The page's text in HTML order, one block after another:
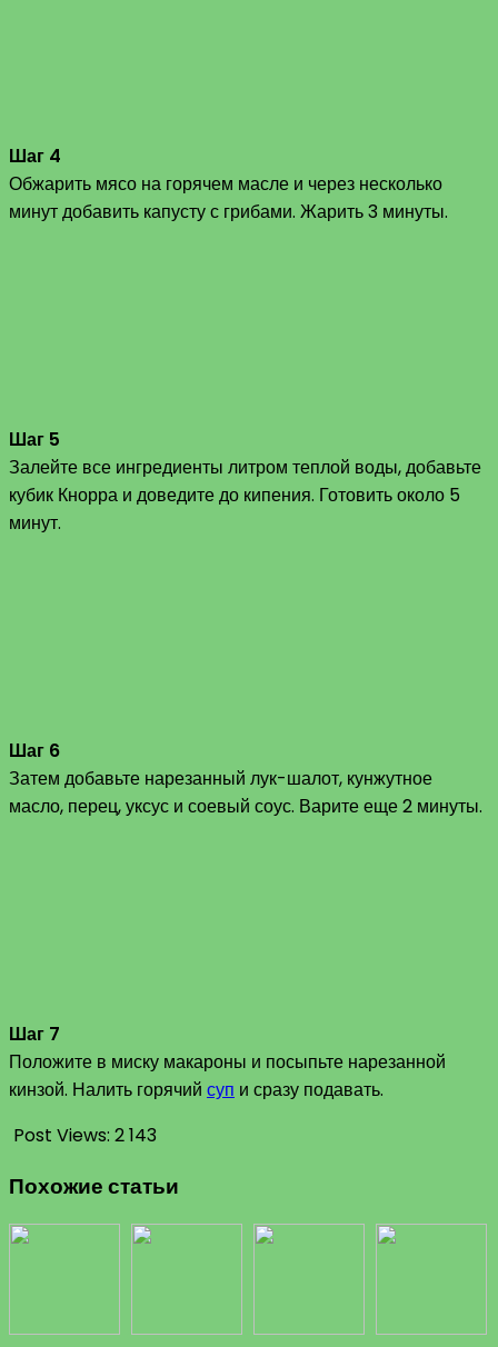
Шаг 4
Обжарить мясо на горячем масле и через несколько
минут добавить капусту с грибами. Жарить 3 минуты.
Шаг 5
Залейте все ингредиенты литром теплой воды, добавьте
кубик Кнорра и доведите до кипения. Готовить около 5
минут.
Шаг 6
Затем добавьте нарезанный лук-шалот, кунжутное
масло, перец, уксус и соевый соус. Варите еще 2 минуты.
Шаг 7
Положите в миску макароны и посыпьте нарезанной
кинзой. Налить горячий суп и сразу подавать.
Post Views: 2 143
Похожие статьи